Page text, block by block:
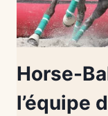
Horse-
l’équipe